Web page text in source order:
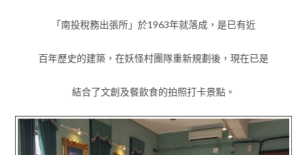
「南投稅務出張所」於1963年就落成，是已有近
百年歷史的建築，在妖怪村團隊重新規劃後，現在已是
結合了文創及餐飲食的拍照打卡景點。